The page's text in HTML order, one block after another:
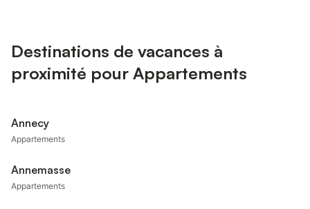
Destinations de vacances à
proximité pour Appartements
Annecy
Appartements
Annemasse
Appartements